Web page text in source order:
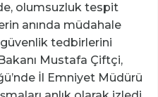
olumsuzluk tespit
anında müdahale
güvenlik tedbirlerini
Mustafa Çiftçi,
İl Emniyet Müdürü